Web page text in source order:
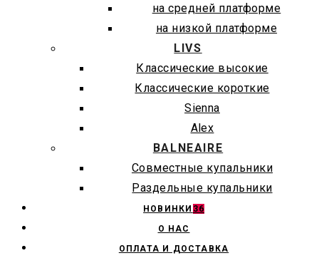
на средней платформе
на низкой платформе
LIVS
Классические высокие
Классические короткие
Sienna
Alex
BALNEAIRE
Совместные купальники
Раздельные купальники
НОВИНКИ 36
О НАС
ОПЛАТА И ДОСТАВКА